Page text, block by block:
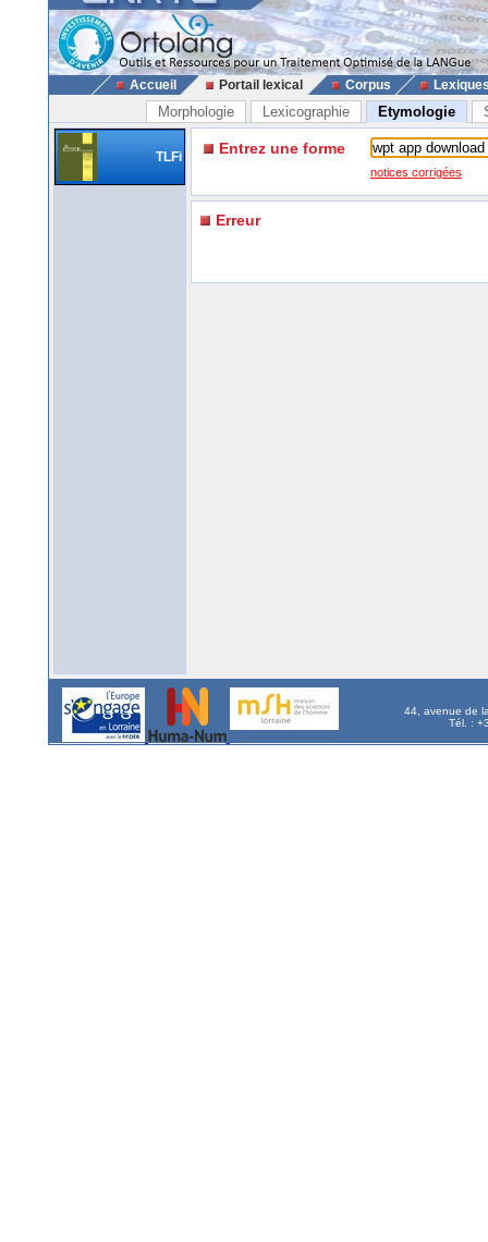
Accueil Portail lexical Corpus
Morphologie Lexicographie Etymologie
TLFi Entrez une forme
notices corrigées
Erreur
44, avenue de
Tél. :